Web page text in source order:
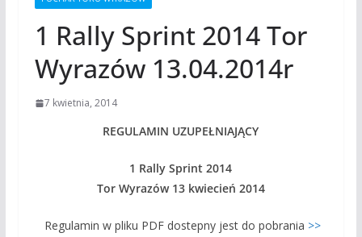
1 Rally Sprint 2014 Tor
Wyrazów 13.04.2014r
7 kwietnia, 2014
REGULAMIN UZUPEŁNIAJĄCY
1 Rally Sprint 2014
Tor Wyrazów 13 kwiecień 2014
Regulamin w pliku PDF dostepny jest do pobrania >>